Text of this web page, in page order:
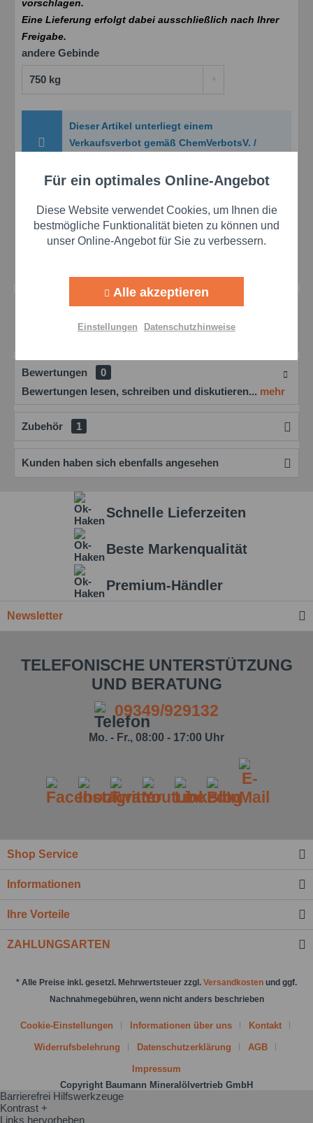
vorschlagen.
Eine Lieferung erfolgt dabei ausschließlich nach Ihrer
Freigabe.
andere Gebinde
Dieser Artikel unterliegt einem
Verkaufsverbot gemäß ChemVerbotsV. /
Preis anfragen
Felder mit * sind Pflichtfelder.
Nachricht senden
Beschreibung
Petroleum: Vielseitiges Reinigungsmittel für jede
Bewertungen
0
Bewertungen lesen, schreiben und diskutieren... mehr
Zubehör 1
Kunden haben sich ebenfalls angesehen
Schnelle Lieferzeiten
Beste Markenqualität
Premium-Händler
Newsletter
TELEFONISCHE UNTERSTÜTZUNG
UND BERATUNG
09349/929132
Mo. - Fr., 08:00 - 17:00 Uhr
Shop Service
Informationen
Ihre Vorteile
ZAHLUNGSARTEN
* Alle Preise inkl. gesetzl. Mehrwertsteuer zzgl. Versandkosten und ggf.
Nachnahmegebühren, wenn nicht anders beschrieben
Cookie-Einstellungen Informationen über uns Kontakt
Widerrufsbelehrung Datenschutzerklärung AGB
Impressum
Copyright Baumann Mineralölvertrieb GmbH
Funktionale Aktiv
Marketing Aktiv
Personalisierung Aktiv
Einstellungen speichern
Für ein optimales Online-Angebot
Diese Website verwendet Cookies, um Ihnen die
bestmögliche Funktionalität bieten zu können und
unser Online-Angebot für Sie zu verbessern.
Alle akzeptieren
Einstellungen Datenschutzhinweise
Barrierefrei Hilfswerkzeuge
Kontrast +
Links hervorheben